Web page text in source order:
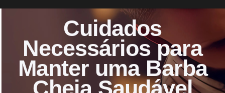
Cuidados
Necessários para
Manter uma Barba